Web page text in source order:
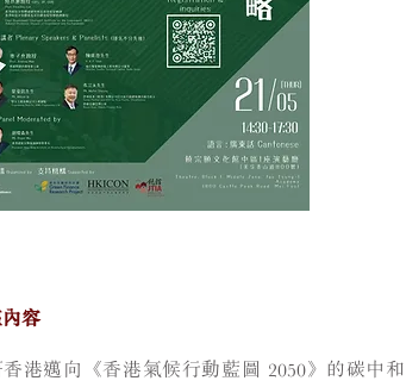
容
香港邁向《香港氣候行動藍圖 2050》的碳中和